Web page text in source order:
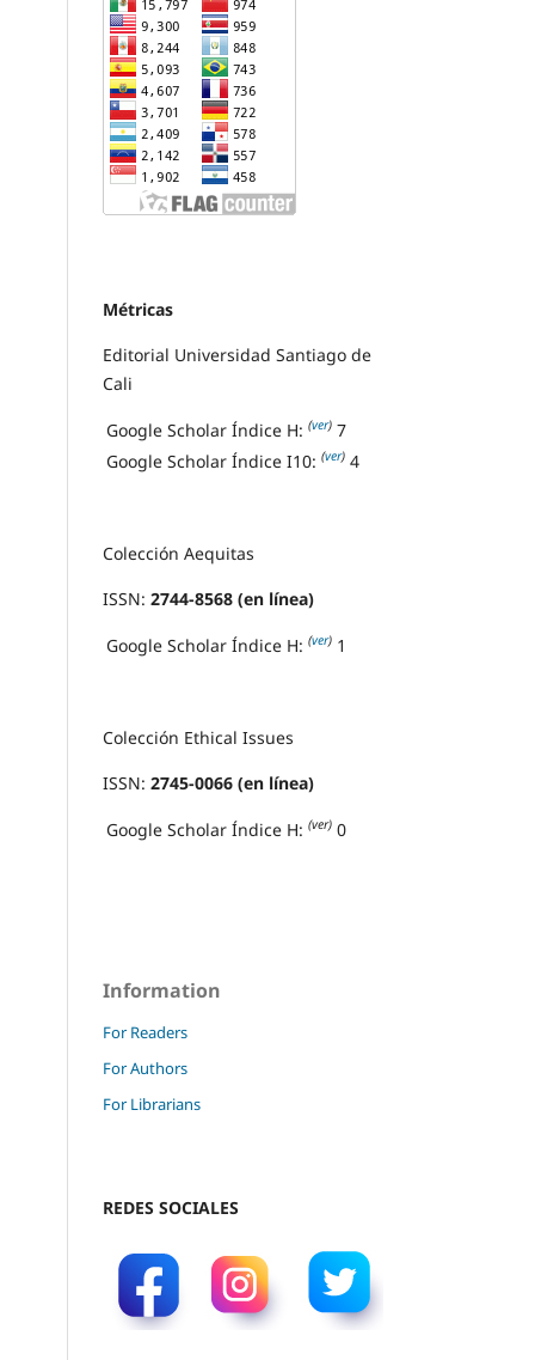
Métricas
Editorial Universidad Santiago de
Cali
Google Scholar Índice H: (ver) 7
Google Scholar Índice I10: (ver) 4
Colección Aequitas
ISSN: 2744-8568 (en línea)
Google Scholar Índice H: (ver) 1
Colección Ethical Issues
ISSN: 2745-0066 (en línea)
Google Scholar Índice H: (ver) 0
Information
For Readers
For Authors
For Librarians
REDES SOCIALES